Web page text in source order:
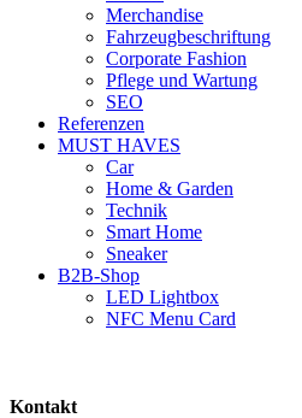
Merchandise
Fahrzeugbeschriftung
Corporate Fashion
Pflege und Wartung
SEO
Referenzen
MUST HAVES
Car
Home & Garden
Technik
Smart Home
Sneaker
B2B-Shop
LED Lightbox
NFC Menu Card
Kontakt